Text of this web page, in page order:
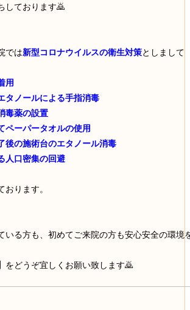
しております🙇
では新型コロナウイルスの衛生対策としまして
用
タノールによる手指消毒
毒薬の設置
ペーパータオルの使用
後の施術台のエタノール消毒
人口密集の回避
ります。
いる方も、初めてご来院の方も安心安全の環境
をどうぞ宜しくお願い致します🙇